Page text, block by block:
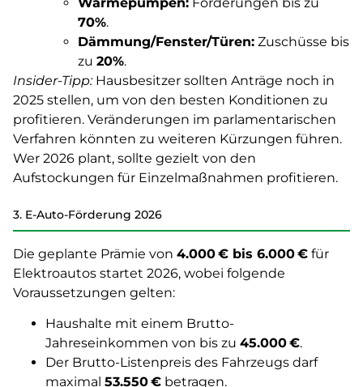
70%.
Dämmung/Fenster/Türen: Zuschüsse bis
zu 20%.
Insider-Tipp:Hausbesitzer sollten Anträge noch in
2025 stellen, um von den besten Konditionen zu
profitieren. Veränderungen im parlamentarischen
Verfahren könnten zu weiteren Kürzungen führen.
Wer 2026 plant, sollte gezielt von den
Aufstockungen für Einzelmaßnahmen profitieren.
3. E-Auto-Förderung 2026
Die geplante Prämie von 4.000 € bis 6.000 € für
Elektroautos startet 2026, wobei folgende
Voraussetzungen gelten:
Haushalte mit einem Brutto-
Jahreseinkommen von bis zu 45.000 €.
Der Brutto-Listenpreis des Fahrzeugs darf
maximal 53.550 € betragen.